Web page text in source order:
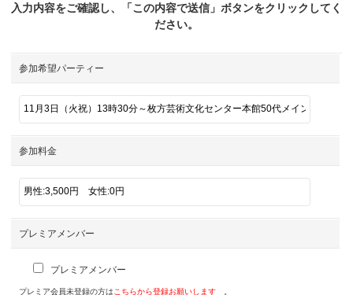
入力内容をご確認し、「この内容で送信」ボタンをクリックしてく
ださい。
参加希望パーティー
参加料金
プレミアメンバー
プレミアメンバー
プレミア会員未登録の方は こちらから登録お願いします